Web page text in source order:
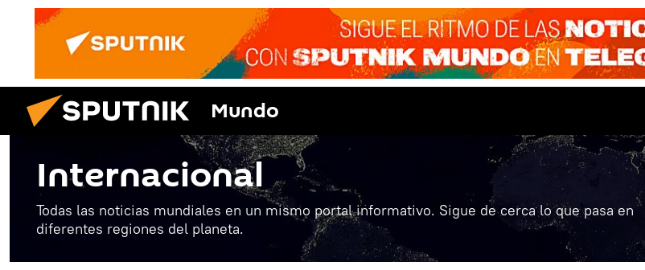
Mundo
Internacional
Todas las noticias mundiales en un mismo portal informativo. Sigue de cerca lo que pasa en
diferentes regiones del planeta.